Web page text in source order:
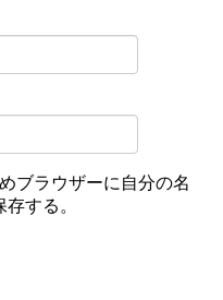
ブラウザーに自分の名
する。